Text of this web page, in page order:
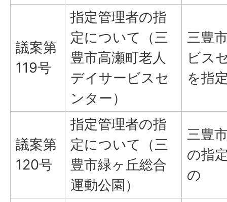
議案第
119号
指定管理者の指
定について（三
豊市高瀬町老人
デイサービスセ
ンター）
三豊
ビス
を指
議案第
120号
指定管理者の指
定について（三
豊市緑ヶ丘総合
運動公園）
三豊
の指
の